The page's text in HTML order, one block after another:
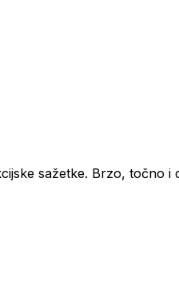
sažetke. Brzo, točno i